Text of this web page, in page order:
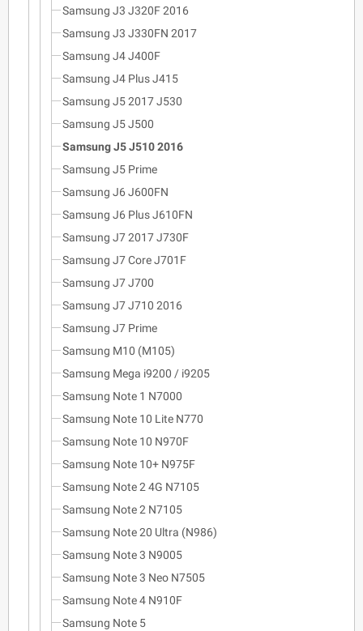
Samsung J3 J320F 2016
Samsung J3 J330FN 2017
Samsung J4 J400F
Samsung J4 Plus J415
Samsung J5 2017 J530
Samsung J5 J500
Samsung J5 J510 2016
Samsung J5 Prime
Samsung J6 J600FN
Samsung J6 Plus J610FN
Samsung J7 2017 J730F
Samsung J7 Core J701F
Samsung J7 J700
Samsung J7 J710 2016
Samsung J7 Prime
Samsung M10 (M105)
Samsung Mega i9200 / i9205
Samsung Note 1 N7000
Samsung Note 10 Lite N770
Samsung Note 10 N970F
Samsung Note 10+ N975F
Samsung Note 2 4G N7105
Samsung Note 2 N7105
Samsung Note 20 Ultra (N986)
Samsung Note 3 N9005
Samsung Note 3 Neo N7505
Samsung Note 4 N910F
Samsung Note 5